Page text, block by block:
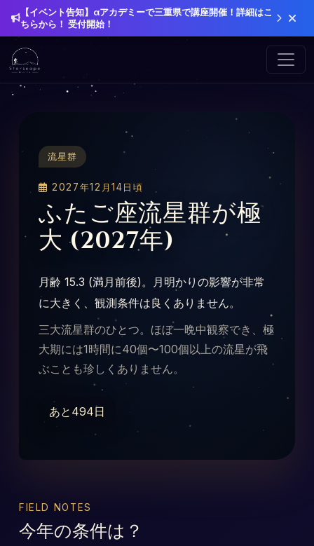
【イベント告知】αアカデミーで三重県で講座開催！詳細はこ
ちらから！ 受付開始！
流星群
2027年12月14日頃
ふたご座流星群が極
大 (2027年)
月齢 15.3 (満月前後)。月明かりの影響が非常
に大きく、観測条件は良くありません。
三大流星群のひとつ。ほぼ一晩中観察でき、極
大期には1時間に40個〜100個以上の流星が飛
ぶことも珍しくありません。
あと494日
FIELD NOTES
今年の条件は？